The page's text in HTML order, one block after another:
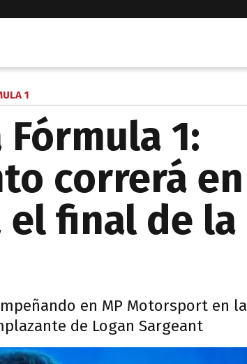
1
1:
correrá en
final de la
en MP Motorsport en la
de Logan Sargeant